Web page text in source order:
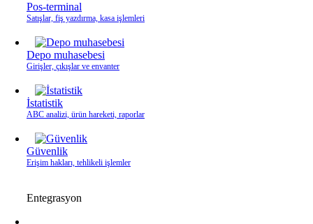
Pos-terminal
Satışlar, fiş yazdırma, kasa işlemleri
Depo muhasebesi
Girişler, çıkışlar ve envanter
İstatistik
ABC analizi, ürün hareketi, raporlar
Güvenlik
Erişim hakları, tehlikeli işlemler
Entegrasyon